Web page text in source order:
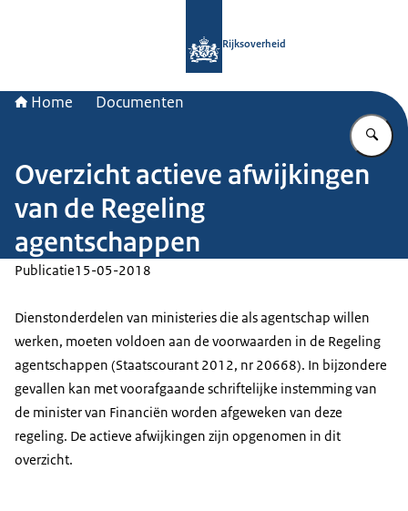
Rijksoverheid
Home Documenten
Overzicht actieve afwijkingen
van de Regeling
agentschappen
Publicatie15-05-2018
Dienstonderdelen van ministeries die als agentschap willen
werken, moeten voldoen aan de voorwaarden in de Regeling
agentschappen (Staatscourant 2012, nr 20668). In bijzondere
gevallen kan met voorafgaande schriftelijke instemming van
de minister van Financiën worden afgeweken van deze
regeling. De actieve afwijkingen zijn opgenomen in dit
overzicht.